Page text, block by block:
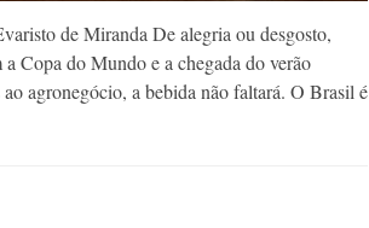
de Miranda De alegria ou desgosto,
Copa do Mundo e a chegada do verão
agronegócio, a bebida não faltará. O Brasil é